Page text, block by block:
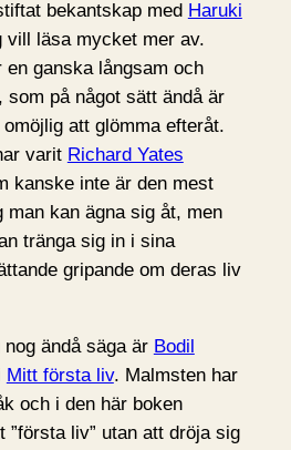
bekantskap med Haruki
vill läsa mycket mer av.
en ganska långsam och
på något sätt ändå är
att glömma efteråt.
varit Richard Yates
kanske inte är den mest
man kan ägna sig åt, men
tränga sig in i sina
gripande om deras liv
ändå säga är Bodil
Mitt första liv. Malmsten har
och i den här boken
”första liv” utan att dröja sig